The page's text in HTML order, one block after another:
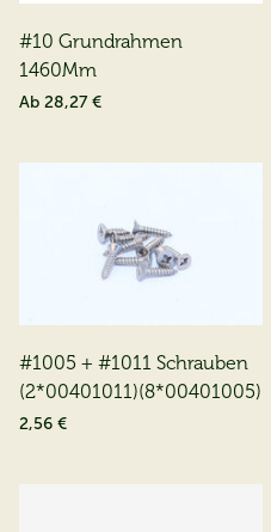
#10 Grundrahmen
1460Mm
Ab 28,27 €
#1005 + #1011 Schrauben
(2*00401011)(8*00401005)
2,56 €